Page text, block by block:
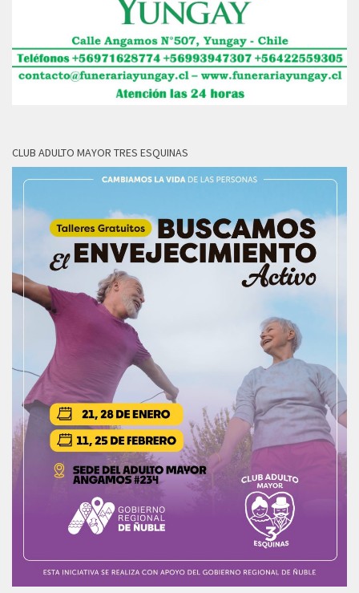
CLUB ADULTO MAYOR TRES ESQUINAS